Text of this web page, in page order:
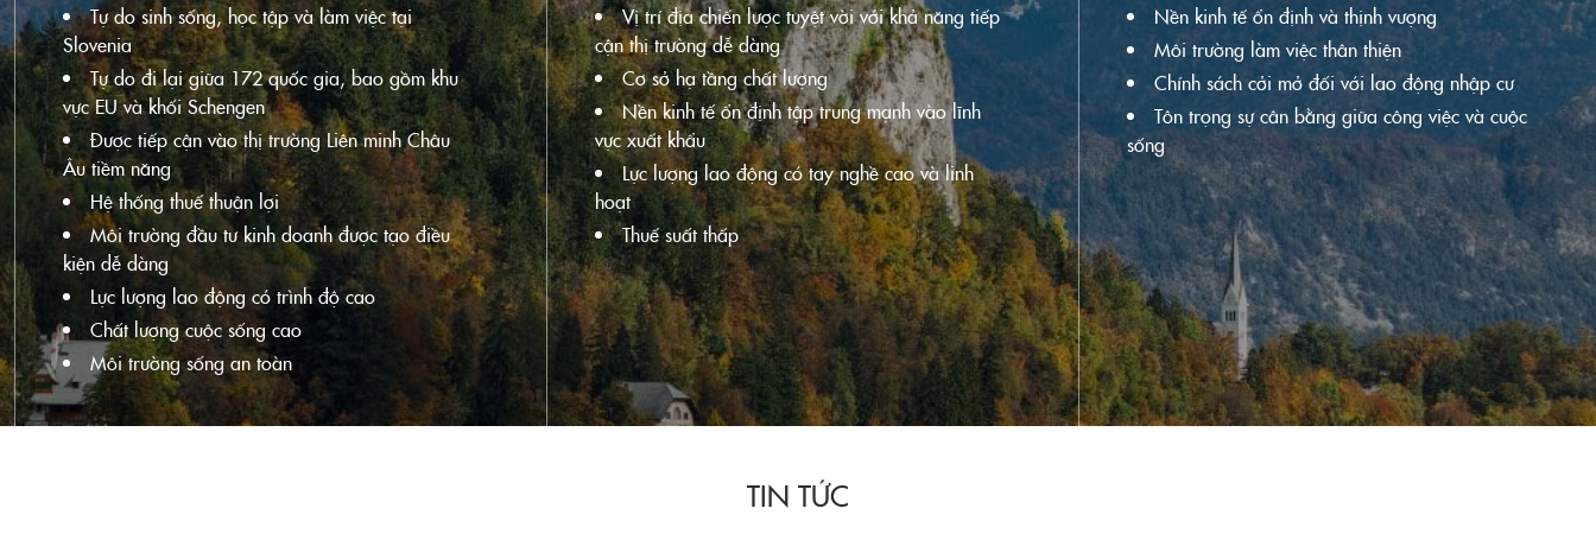
Tự do sinh sống, học tập và làm việc tại
Slovenia
Tự do đi lại giữa 172 quốc gia, bao gồm khu
vực EU và khối Schengen
Được tiếp cận vào thị trường Liên minh Châu
Âu tiềm năng
Hệ thống thuế thuận lợi
Môi trường đầu tư kinh doanh được tạo điều
kiện dễ dàng
Lực lượng lao động có trình độ cao
Chất lượng cuộc sống cao
Môi trường sống an toàn
Vị trí địa chiến lược tuyệt vời với khả năng tiếp
cận thị trường dễ dàng
Cơ sở hạ tầng chất lượng
Nền kinh tế ổn định tập trung mạnh vào lĩnh
vực xuất khẩu
Lực lượng lao động có tay nghề cao và linh
hoạt
Thuế suất thấp
Nền kinh tế ổn định và thịnh vượng
Môi trường làm việc thân thiện
Chính sách cởi mở đối với lao động nhập cư
Tôn trọng sự cân bằng giữa công việc và cuộc
sống
TIN TỨC